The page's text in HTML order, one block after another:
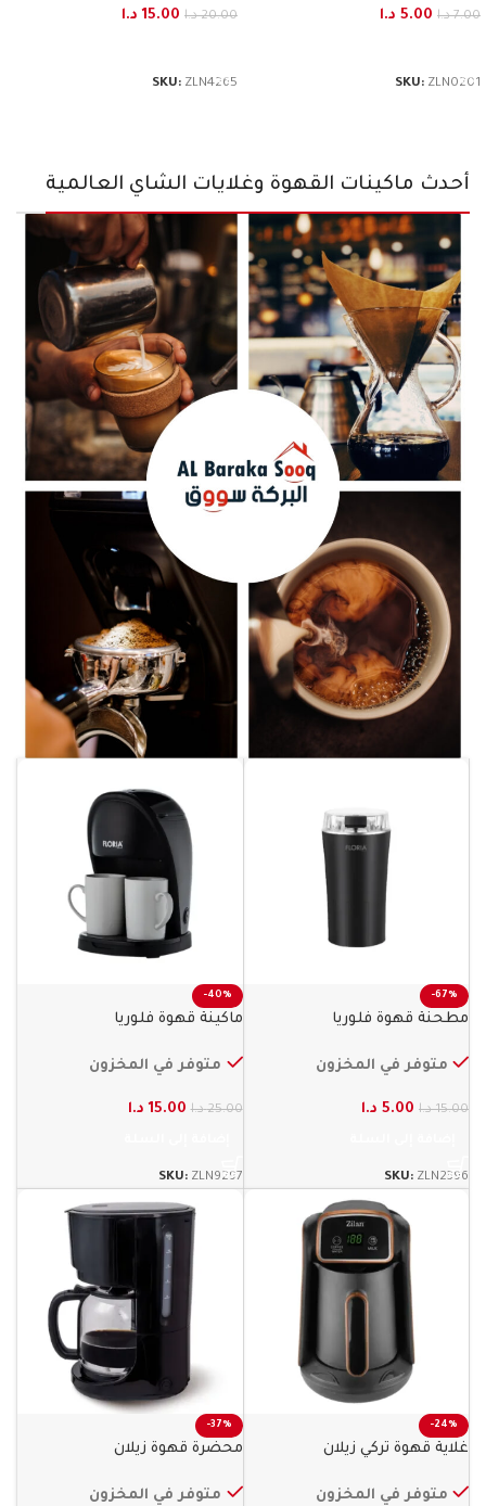
7.00 د.ا 5.00 د.ا
SKU: ZLN0201
20.00 د.ا 15.00 د.ا
SKU: ZLN4265
أحدث ماكينات القهوة وغلايات الشاي العالمية
-67%
مطحنة قهوة فلوريا
متوفر في المخزون
15.00 د.ا 5.00 د.ا
SKU: ZLN2396
-40%
ماكينة قهوة فلوريا
متوفر في المخزون
25.00 د.ا 15.00 د.ا
SKU: ZLN9297
-24%
غلاية قهوة تركي زيلان
متوفر في المخزون
-37%
محضرة قهوة زيلان
متوفر في المخزون